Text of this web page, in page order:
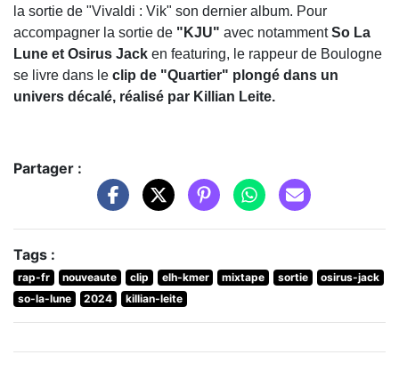
la sortie de "Vivaldi : Vik" son dernier album. Pour
accompagner la sortie de "KJU" avec notammentSo La
Lune et Osirus Jack en featuring, le rappeur de Boulogne
se livre dans le clip de "Quartier" plongé dans un
univers décalé, réalisé par Killian Leite.
Partager :
Tags :
rap-fr nouveaute clip elh-kmer mixtape sortie
osirus-jack
so-la-lune
2024 killian-leite